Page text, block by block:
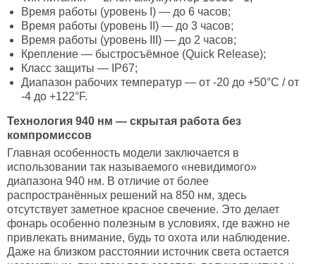
Время работы (уровень I) — до 6 часов;
Время работы (уровень II) — до 3 часов;
Время работы (уровень III) — до 2 часов;
Крепление — быстросъёмное (Quick Release);
Класс защиты — IP67;
Диапазон рабочих температур — от -20 до +50°C / от
-4 до +122°F.
Технология 940 нм — скрытая работа без
компромиссов
Главная особенность модели заключается в
использовании так называемого «невидимого»
диапазона 940 нм. В отличие от более
распространённых решений на 850 нм, здесь
отсутствует заметное красное свечение. Это делает
фонарь особенно полезным в условиях, где важно не
привлекать внимание, будь то охота или наблюдение.
Даже на близком расстоянии источник света остается